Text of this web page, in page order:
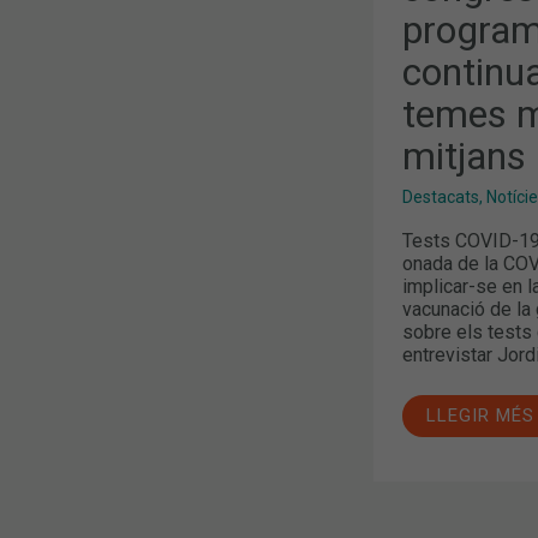
temes
mitjans
Destacats,
Tests COVID-
onada de la
implicar-se en
vacunació de
sobre els tests
entrevistar
DE
FORMACIÓ
CONTINUADA
2020-
21
DEL
COFB,
TEMES
MÉS
DESTACATS
ALS
LLEGIR MÉS